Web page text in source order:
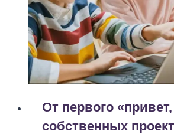
(2026)
От первого
собственных